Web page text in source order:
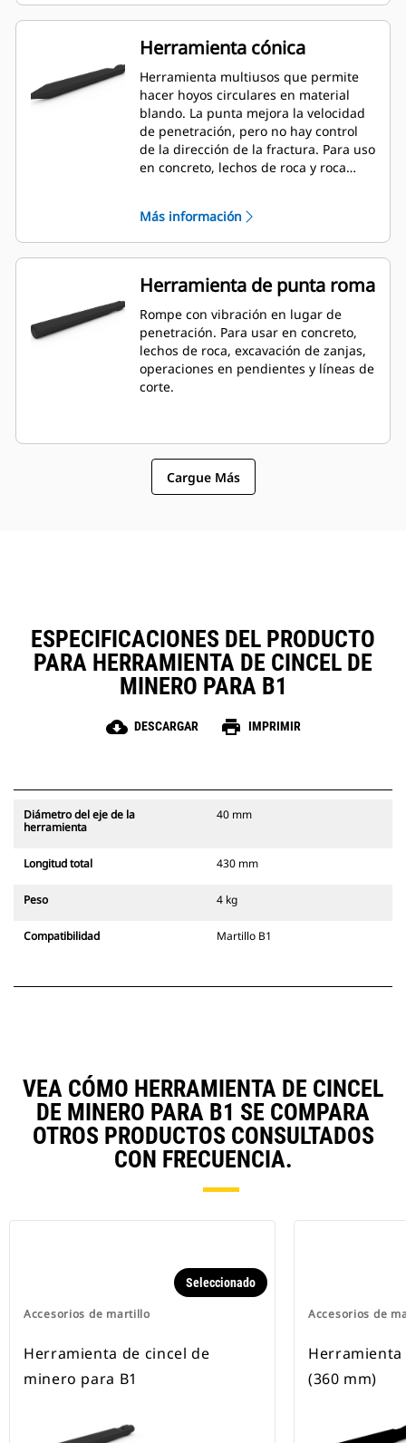
Herramienta cónica
Herramienta multiusos que permite
hacer hoyos circulares en material
blando. La punta mejora la velocidad
de penetración, pero no hay control
de la dirección de la fractura. Para uso
en concreto, lechos de roca y roca
Más información
Herramienta de punta roma
Rompe con vibración en lugar de
penetración. Para usar en concreto,
lechos de roca, excavación de zanjas,
operaciones en pendientes y líneas de
corte.
Cargue Más
ESPECIFICACIONES DEL PRODUCTO
PARA HERRAMIENTA DE CINCEL DE
MINERO PARA B1
cloud_download DESCARGAR print IMPRIMIR
Diámetro del eje de la
herramienta
40 mm
Longitud total 430 mm
Peso 4 kg
Compatibilidad Martillo B1
VEA CÓMO HERRAMIENTA DE CINCEL
DE MINERO PARA B1 SE COMPARA
OTROS PRODUCTOS CONSULTADOS
CON FRECUENCIA.
Accesorios de martillo
Seleccionado
Herramienta de cincel de
minero para B1
Accesorios de
Herramienta
(360 mm)